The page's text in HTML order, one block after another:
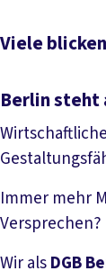
Viele
Berlin steht
Immer mehr
Versprechen?
Wir alsDGB